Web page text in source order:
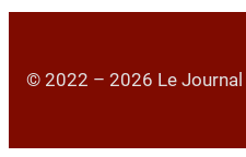
© 2022 – 2026 Le Journal